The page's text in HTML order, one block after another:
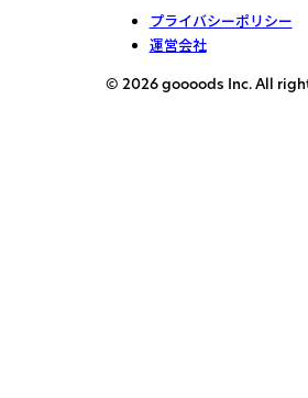
プライバシーポリシー
運営会社
© 2026 goooods Inc. All